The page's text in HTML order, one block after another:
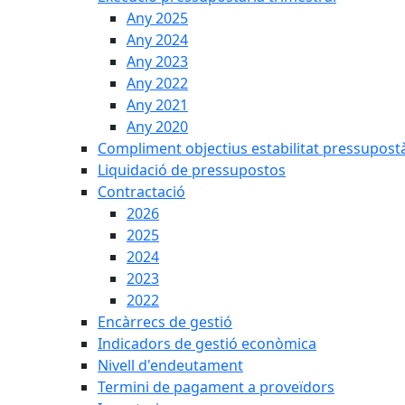
Any 2025
Any 2024
Any 2023
Any 2022
Any 2021
Any 2020
Compliment objectius estabilitat
Liquidació de pressupostos
Contractació
2026
2025
2024
2023
2022
Encàrrecs de gestió
Indicadors de gestió econòmica
Nivell d'endeutament
Termini de pagament a proveïdors